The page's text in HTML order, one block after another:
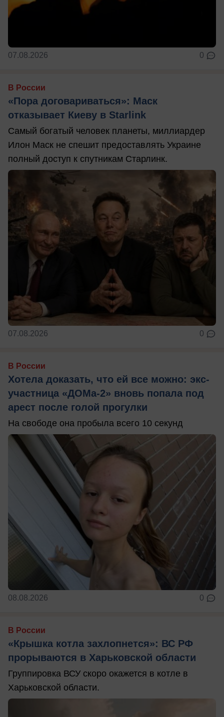
07.08.2026 0
В России
«Пора договариваться»: Маск
отказывает Киеву в Starlink
Самый богатый человек планеты, миллиардер
Илон Маск не спешит предоставлять Украине
полный доступ к спутникам Старлинк.
07.08.2026 0
В России
Хотела доказать, что ей все можно: экс-
участница «ДОМа-2» вновь попала под
арест после голой прогулки
На свободе она пробыла всего 10 секунд
08.08.2026 0
В России
«Крышка котла захлопнется»: ВС РФ
прорываются в Харьковской области
Группировка ВСУ скоро окажется в котле в
Харьковской области.